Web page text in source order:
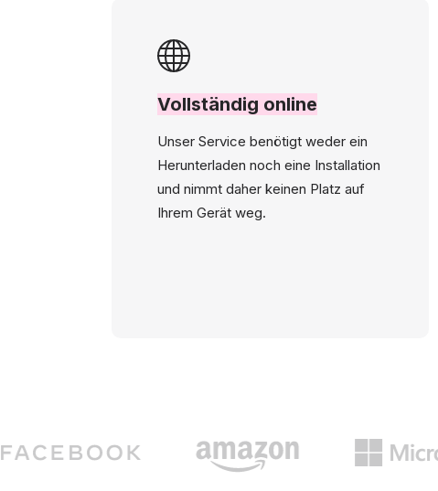
Vollständig online
Unser Service benötigt weder ein
Herunterladen noch eine Installation
und nimmt daher keinen Platz auf
Ihrem Gerät weg.